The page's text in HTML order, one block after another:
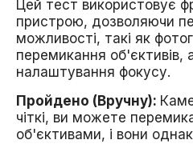
Цей тест використовує
пристрою, дозволяючи
можливості, такі як
перемикання об'єктивів,
налаштування фокусу.
Пройдено (Вручну):
чіткі, ви можете
об'єктивами, і вони